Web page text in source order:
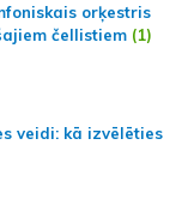
orķestris
čellistiem (1)
veidi: kā izvēlēties